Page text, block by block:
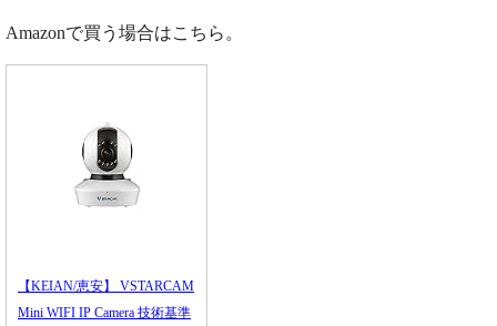
Amazonで買う場合はこちら。
【KEIAN/恵安】 VSTARCAM
Mini WIFI IP Camera 技術基準